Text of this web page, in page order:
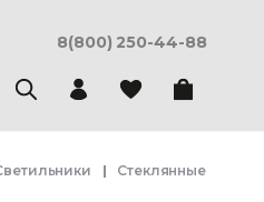
8(800) 250-44-88
Стеклянные